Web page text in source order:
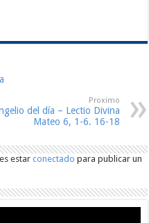
Proximo
del día – Lectio Divina
Mateo 6, 1-6. 16-18
estarconectado para publicar un